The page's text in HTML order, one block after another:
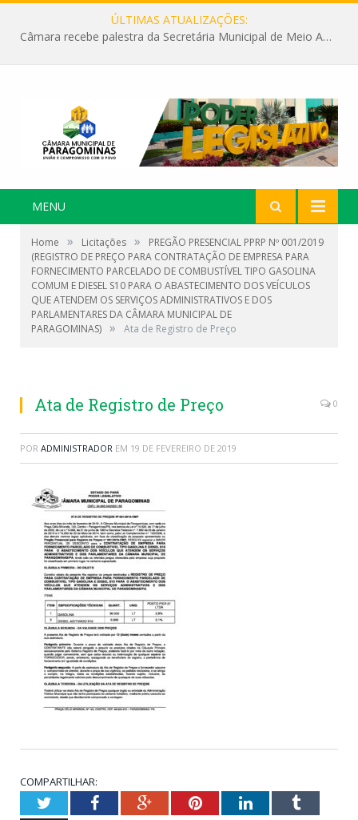
ÚLTIMAS ATUALIZAÇÕES:
Câmara recebe palestra da Secretária Municipal de Meio Ambiente sobre as ações da “SEMANA DO MEIO AMBIENTE”
MENU
Home » Licitações »
PREGÃO PRESENCIAL PPRP Nº 001/2019
(REGISTRO DE PREÇO PARA CONTRATAÇÃO DE EMPRESA PARA
FORNECIMENTO PARCELADO DE COMBUSTÍVEL TIPO GASOLINA
COMUM E DIESEL S10 PARA O ABASTECIMENTO DOS VEÍCULOS
QUE ATENDEM OS SERVIÇOS ADMINISTRATIVOS E DOS
PARLAMENTARES DA CÂMARA MUNICIPAL DE
PARAGOMINAS) » Ata de Registro de Preço
Ata de Registro de Preço 0
POR ADMINISTRADOR EM 19 DE FEVEREIRO DE 2019
COMPARTILHAR:
TwitterFacebookGoogle+PinterestLinkedInTumblr